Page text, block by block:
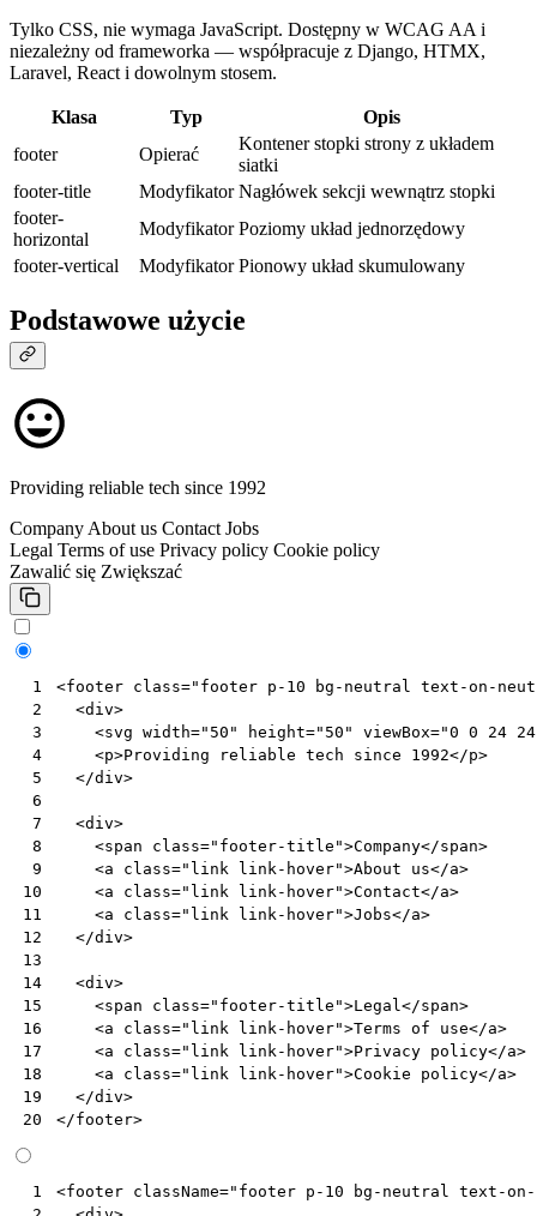
Tylko CSS, nie wymaga JavaScript. Dostępny w WCAG AA i
niezależny od frameworka — współpracuje z Django, HTMX,
Laravel, React i dowolnym stosem.
Klasa Typ
Opis
footer
Opierać
Kontener stopki strony z układem
siatki
footer-title
Modyfikator Nagłówek sekcji wewnątrz stopki
footer-
horizontal
Modyfikator Poziomy układ jednorzędowy
footer-vertical
Modyfikator Pionowy układ skumulowany
Podstawowe użycie
Providing reliable tech since 1992
Company About us Contact Jobs
Legal Terms of use Privacy policy Cookie policy
Zawalić się Zwiększać
1
2
3
4
5
6
7
8
9
10
11
12
13
14
15
16
17
18
19
20
<footer class="footer p-10 bg-neutral text-on-
<div>
<svg width="50" height="50" viewBox="0 0 24
<p>Providing reliable tech since 1992</p>
</div>
<div>
<span class="footer-title">Company</span>
<a class="link link-hover">About us</a>
<a class="link link-hover">Contact</a>
<a class="link link-hover">Jobs</a>
</div>
<div>
<span class="footer-title">Legal </span>
<a class="link link-hover">Terms of use</a>
<a class="link link-hover">Privacy policy</a>
<a class="link link-hover">Cookie policy</a>
</div>
</footer>
1
<footer className="footer p-10 bg-neutral text-